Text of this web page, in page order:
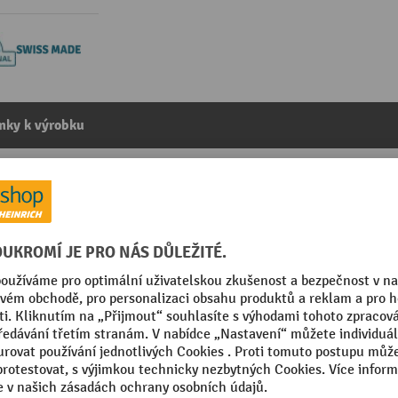
k výrobku
Příslušenství skříní se zásuvkami
Značka
Šířka